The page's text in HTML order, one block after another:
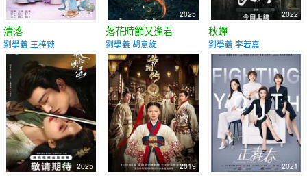
2021
清落
劉學義 王梓薇
2025
落花時節又逢君
劉學義 胡意旋
2022
秋蟬
劉學義 李若嘉
2025 2019 2021